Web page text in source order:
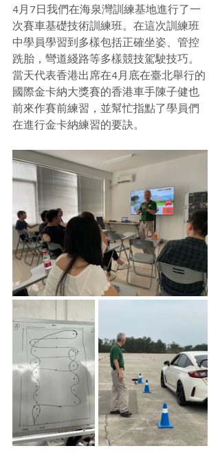
4月7日我們在海泉灣訓練基地進行了一
次賽車基礎技術訓練班。在這次訓練班
中學員學習到多樣包括正確坐姿、管控
跣胎，彎道綫路等多樣競技駕駛技巧。
當天代表香港出席在4月底在臺北舉行的
國際金卡納大獎賽的香港車手陳子健也
前來作賽前練習，並幫忙指點了學員們
在進行金卡納練習的要訣。